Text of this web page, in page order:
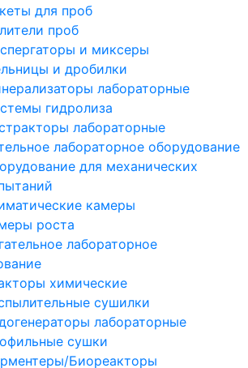
для проб
проб
и миксеры
и дробилки
лабораторные
гидролиза
лабораторные
лабораторное оборудование
для механических
камеры
роста
лабораторное
химические
сушилки
лабораторные
сушки
Биореакторы